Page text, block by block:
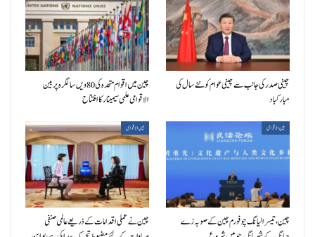
چینی صدر کی جانب سے چینی عوام کو نئے سال کی
مبارکباد
چین میں اقوام متحدہ کی 80ویں سالگرہ پر بین
الاقوامی علمی سیمینار کا افتتاح
بین الاقوامی
چین، تیسرا لیانگ چو فورم چین کے صوبہ زے
بین الاقوامی
چین نے عملی اقدامات کے ذریعے عالمی صنفی